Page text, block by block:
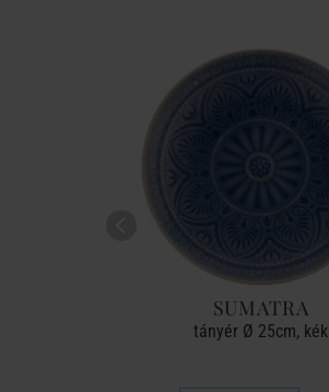
SUMATRA
tányér Ø 25cm, kék